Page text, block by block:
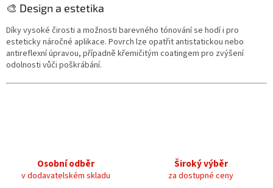
🎨 Design a estetika
Díky vysoké čirosti a možnosti barevného tónování se hodí i pro
esteticky náročné aplikace. Povrch lze opatřit antistatickou nebo
antireflexní úpravou, případně křemičitým coatingem pro zvýšení
odolnosti vůči poškrábání.
Osobní odběr
v dodavatelském skladu
Široký výběr
za dostupné ceny